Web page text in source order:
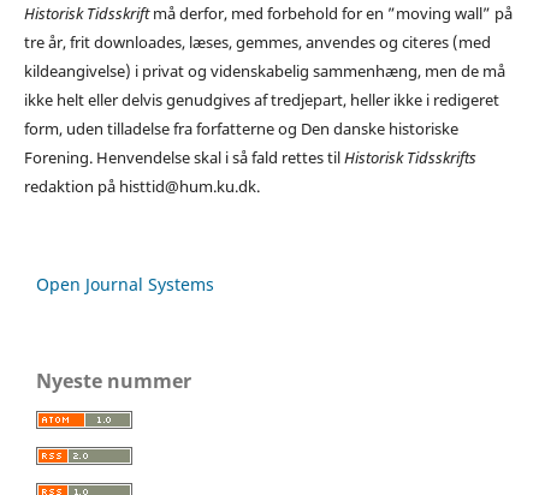
Historisk Tidsskriftmå derfor, med forbehold for en ”moving wall” på
tre år, frit downloades, læses, gemmes, anvendes og citeres (med
kildeangivelse) i privat og videnskabelig sammenhæng, men de må
ikke helt eller delvis genudgives af tredjepart, heller ikke i redigeret
form, uden tilladelse fra forfatterne og Den danske historiske
Forening. Henvendelse skal i så fald rettes tilHistorisk Tidsskrifts
redaktion på histtid@hum.ku.dk.
Open Journal Systems
Nyeste nummer